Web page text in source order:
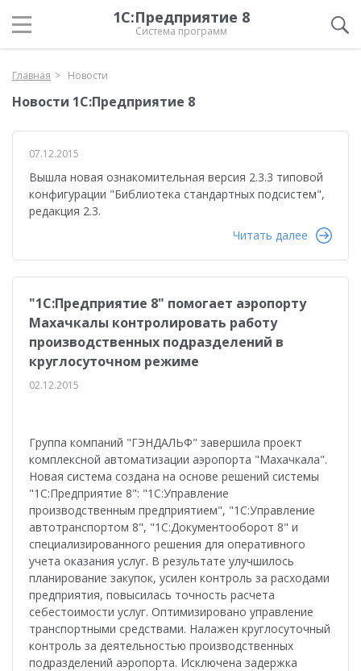
1С:Предприятие 8
Система программ
Главная Новости
Новости 1С:Предприятие 8
07.12.2015
Вышла новая ознакомительная версия 2.3.3 типовой
конфигурации "Библиотека стандартных подсистем",
редакция 2.3.
Читать далее
"1С:Предприятие 8" помогает аэропорту
Махачкалы контролировать работу
производственных подразделений в
круглосуточном режиме
02.12.2015
Группа компаний "ГЭНДАЛЬФ" завершила проект
комплексной автоматизации аэропорта "Махачкала".
Новая система создана на основе решений системы
"1С:Предприятие 8": "1С:Управление
производственным предприятием", "1С:Управление
автотранспортом 8", "1С:Документооборот 8" и
специализированного решения для оперативного
учета оказания услуг. В результате улучшилось
планирование закупок, усилен контроль за расходами
предприятия, повысилась точность расчета
себестоимости услуг. Оптимизировано управление
транспортными средствами. Налажен круглосуточный
контроль за деятельностью производственных
подразделений аэропорта. Исключена задержка